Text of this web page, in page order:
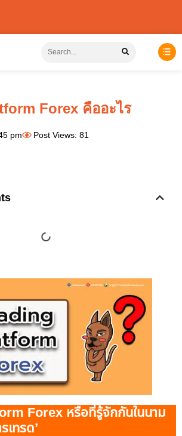
Forex คืออะไร
pm Post Views: 81
Forex หรือที่รู้จักกันในนาม
เทรด’